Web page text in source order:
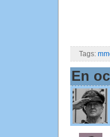
Tags:
En